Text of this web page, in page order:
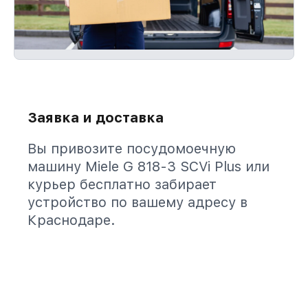
Заявка и доставка
Вы привозите посудомоечную
машину Miele G 818-3 SCVi Plus или
курьер бесплатно забирает
устройство по вашему адресу в
Краснодаре.